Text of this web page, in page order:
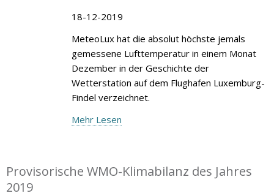
18-12-2019
MeteoLux hat die absolut höchste jemals
gemessene Lufttemperatur in einem Monat
Dezember in der Geschichte der
Wetterstation auf dem Flughafen Luxemburg-
Findel verzeichnet.
Mehr Lesen
Provisorische WMO-Klimabilanz des Jahres
2019